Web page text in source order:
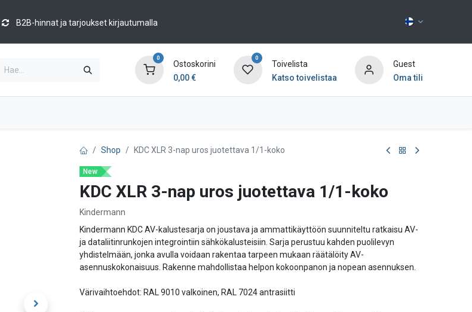
B2B-hinnat ja tarjoukset kirjautumalla
0
Ostoskorini
0,00€
0
Toivelista
Katso toivelistaa
Guest
Oma tili
Shop KDC XLR 3-nap uros juotettava 1/1-koko
New
KDC XLR 3-nap uros juotettava 1/1-koko
Kindermann
Kindermann KDC AV-kalustesarja on joustava ja ammattikäyttöön suunniteltu ratkaisu AV-
ja dataliitinrunkojen integrointiin sähkökalusteisiin. Sarja perustuu kahden puolilevyn
yhdistelmään, jonka avulla voidaan rakentaa tarpeen mukaan räätälöity AV-
asennuskokonaisuus. Rakenne mahdollistaa helpon kokoonpanon ja nopean asennuksen.
Värivaihtoehdot: RAL 9010 valkoinen, RAL 7024 antrasiitti